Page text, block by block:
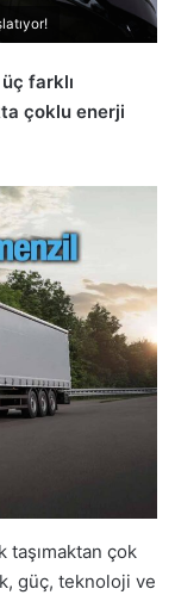
farklı
çoklu enerji
taşımaktan çok
güç, teknoloji ve